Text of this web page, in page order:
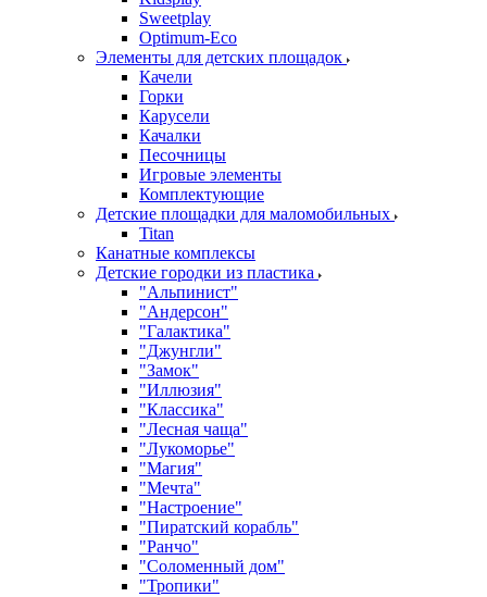
Sweetplay
Оptimum-Еco
Элементы для детских площадок
Качели
Горки
Карусели
Качалки
Песочницы
Игровые элементы
Комплектующие
Детские площадки для маломобильных
Titan
Канатные комплексы
Детские городки из пластика
"Альпинист"
"Андерсон"
"Галактика"
"Джунгли"
"Замок"
"Иллюзия"
"Классика"
"Лесная чаща"
"Лукоморье"
"Магия"
"Мечта"
"Настроение"
"Пиратский корабль"
"Ранчо"
"Соломенный дом"
"Тропики"